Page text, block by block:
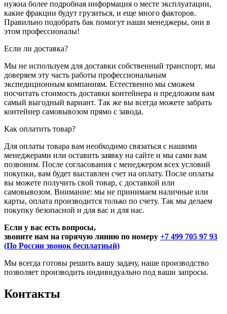
нужна более подробная информация о месте эксплуатации,
какие фракции будут грузиться, и еще много факторов.
Правильно подобрать бак помогут наши менеджеры, они в
этом профессионалы!
Если ли доставка?
Мы не используем для доставки собственный транспорт, мы
доверяем эту часть работы профессиональным
экспедиционным компаниям. Естественно мы сможем
посчитать стоимость доставки контейнера и предложим вам
самый выгодный вариант. Так же вы всегда можете забрать
контейнер самовывозом прямо с завода.
Как оплатить товар?
Для оплаты товара вам необходимо связаться с нашими
менеджерами или оставить заявку на сайте и мы сами вам
позвоним. После согласования с менеджером всех условий
покупки, вам будет выставлен счет на оплату. После оплаты
вы можете получить свой товар, с доставкой или
самовывозом. Внимание: мы не принимаем наличные или
карты, оплата производится только по счету. Так мы делаем
покупку безопасной и для вас и для нас.
Если у вас есть вопросы,
звоните нам на горячую линию по номеру +7 499 705 97 93
(По России звонок бесплатный)
Мы всегда готовы решить вашу задачу, наше производство
позволяет производить индивидуально под ваши запросы.
Контакты